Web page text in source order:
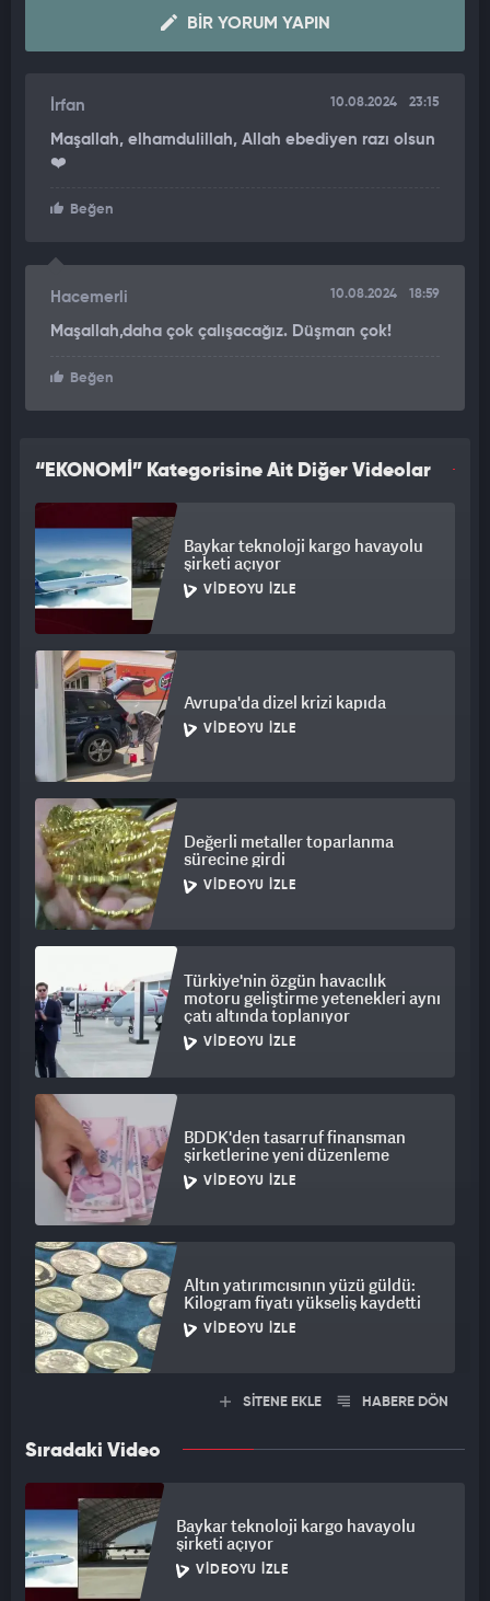
BIR YORUM YAPIN
İrfan 10.08.2024 23:15
Maşallah, elhamdulillah, Allah ebediyen razı olsun
❤️
Beğen
Hacemerli 10.08.2024 18:59
Maşallah,daha çok çalışacağız. Düşman çok!
Beğen
“EKONOMİ” Kategorisine Ait Diğer Videolar
Baykar teknoloji kargo havayolu
şirketi açıyor
VIDEOYU İZLE
Avrupa'da dizel krizi kapıda
VIDEOYU İZLE
Değerli metaller toparlanma
sürecine girdi
VIDEOYU İZLE
Türkiye'nin özgün havacılık
motoru geliştirme yetenekleri aynı
çatı altında toplanıyor
VIDEOYU İZLE
BDDK'den tasarruf finansman
şirketlerine yeni düzenleme
VIDEOYU İZLE
Altın yatırımcısının yüzü güldü:
Kilogram fiyatı yükseliş kaydetti
VIDEOYU İZLE
SİTENE EKLE HABERE DÖN
Sıradaki Video
Baykar teknoloji kargo havayolu
şirketi açıyor
VIDEOYU İZLE